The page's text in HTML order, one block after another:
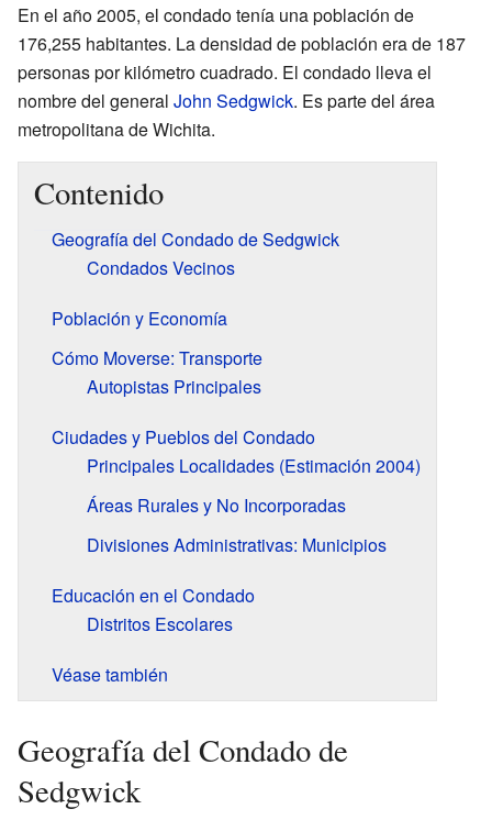
En el año 2005, el condado tenía una población de
176,255 habitantes. La densidad de población era de 187
personas por kilómetro cuadrado. El condado lleva el
nombre del general John Sedgwick. Es parte del área
metropolitana de Wichita.
Contenido
Geografía del Condado de Sedgwick
Condados Vecinos
Población y Economía
Cómo Moverse: Transporte
Autopistas Principales
Ciudades y Pueblos del Condado
Principales Localidades (Estimación 2004)
Áreas Rurales y No Incorporadas
Divisiones Administrativas: Municipios
Educación en el Condado
Distritos Escolares
Véase también
Geografía del Condado de
Sedgwick